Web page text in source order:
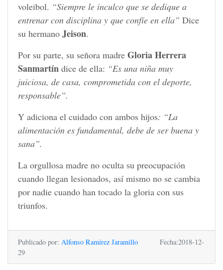
voleibol. “Siempre le inculco que se dedique a
entrenar con disciplina y que confíe en ella” Dice
su hermano Jeison.
Por su parte, su señora madre Gloria Herrera
Sanmartín dice de ella: “Es una niña muy
juiciosa, de casa, comprometida con el deporte,
responsable”.
Y adiciona el cuidado con ambos hijos: “La
alimentación es fundamental, debe de ser buena y
sana”.
La orgullosa madre no oculta su preocupación
cuando llegan lesionados, así mismo no se cambia
por nadie cuando han tocado la gloria con sus
triunfos.
Publicado por: Alfonso Ramírez Jaramillo Fecha:2018-12-
29